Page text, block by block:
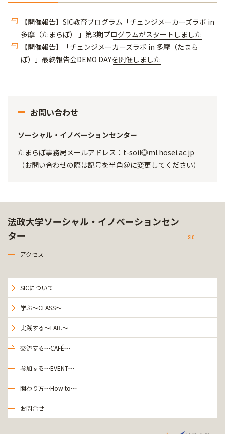
【開催報告】SIC教育プログラム「チェンジメーカーズラボ in
多摩（たまらぼ） 」第3期プログラムがスタートしました
【開催報告】「チェンジメーカーズラボ in 多摩（たまら
ぼ）」最終報告会DEMO DAYを開催しました
お問い合わせ
ソーシャル・イノベーションセンター
たまらぼ事務局メールアドレス：t-soil◎ml.hosei.ac.jp
（お問い合わせの際は記号を半角＠に変更してください）
法政大学ソーシャル・イノベーションセン
ター
SIC
アクセス
SICについて
学ぶ～CLASS～
実践する～LAB.～
交流する～CAFÉ～
参加する～EVENT～
関わり方～How to～
お問合せ